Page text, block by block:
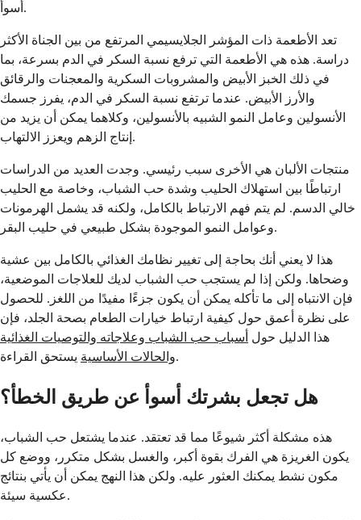
أسوأ.
تعد الأطعمة ذات المؤشر الجلايسيمي المرتفع من بين الجناة الأكثر
دراسة. هذه هي الأطعمة التي ترفع نسبة السكر في الدم بسرعة، بما
في ذلك الخبز الأبيض والمشروبات السكرية والمعجنات والرقائق
والأرز الأبيض. عندما ترتفع نسبة السكر في الدم، يفرز جسمك
الأنسولين وعامل النمو الشبيه بالأنسولين، وكلاهما يمكن أن يزيد من
إنتاج الزهم ويعزز الالتهاب.
منتجات الألبان هي الأخرى سبب رئيسي. وجدت العديد من الدراسات
ارتباطًا بين استهلاك الحليب وشدة حب الشباب، وخاصة مع الحليب
خالي الدسم. لم يتم فهم الارتباط بالكامل، ولكنه قد يشمل الهرمونات
وعوامل النمو الموجودة بشكل طبيعي في حليب البقر.
هذا لا يعني أنك بحاجة إلى تغيير نظامك الغذائي بالكامل بين عشية
وضحاها. ولكن إذا لم يستجب حب الشباب لديك للعلاجات الموضعية،
فإن الانتباه إلى ما تأكله يمكن أن يكون جزءًا مفيدًا من اللغز. للحصول
على نظرة أعمق حول كيفية ارتباط خيارات الطعام بصحة الجلد، فإن
هذا الدليل حول أسباب حب الشباب وعلاجاته والتوصيات الغذائية
والحالات الأساسيةيستحق القراءة.
هل تجعل بشرتك أسوأ عن طريق الخطأ؟
هذه مشكلة أكثر شيوعًا مما قد تعتقد. عندما يشتعل حب الشباب،
يكون الغريزة هي الفرك بقوة أكبر، والغسل بشكل متكرر، ووضع كل
مكون نشط يمكنك العثور عليه. ولكن هذا النهج يمكن أن يأتي بنتائج
عكسية سيئة.